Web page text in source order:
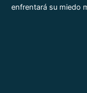
enfrentará su miedo